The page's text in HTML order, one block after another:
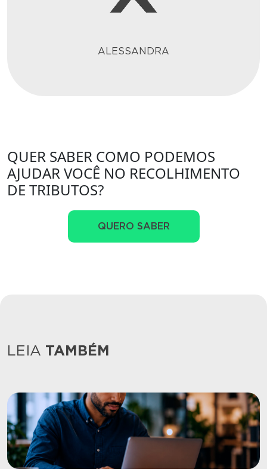
ALESSANDRA
QUER SABER COMO PODEMOS
AJUDAR VOCÊ NO RECOLHIMENTO
DE TRIBUTOS?
QUERO SABER
LEIA TAMBÉM